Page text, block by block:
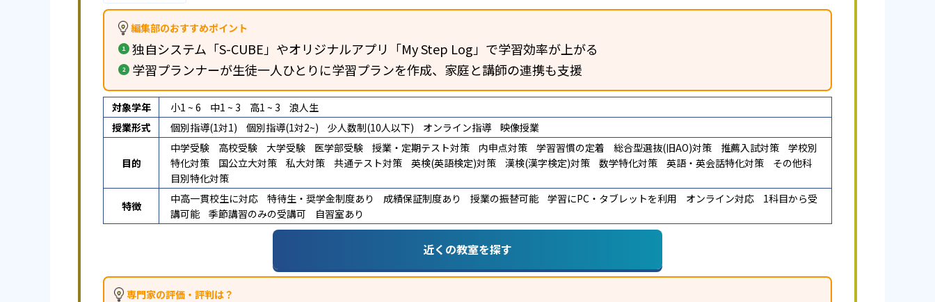
編集部のおすすめポイント
独自システム「S-CUBE」やオリジナルアプリ「My Step Log」で学習効率が上がる
学習プランナーが生徒一人ひとりに学習プランを作成、家庭と講師の連携も支援
対象学年 小1 ~ 6 中1 ~ 3 高1 ~ 3
浪人生
授業形式
個別指導(1対1) 個別指導(1対2~) 少人数制(10人以下) オンライン指導 映像授業
目的
中学受験 高校受験 大学受験 医学部受験 授業・定期テスト対策 内申点対策 学習習慣の定着 総合型選抜(旧AO)対策 推薦入試対策
学校別
特化対策
国公立大対策 私大対策 共通テスト対策 英検(英語検定)対策 漢検(漢字検定)対策 数学特化対策 英語・英会話特化対策
その他科
目別特化対策
特徴
中高一貫校生に対応 特待生・奨学金制度あり 成績保証制度あり 授業の振替可能 学習にPC・タブレットを利用 オンライン対応
1科目から受
講可能
季節講習のみの受講可 自習室あり
近くの教室を探す
専門家の評価・評判は？